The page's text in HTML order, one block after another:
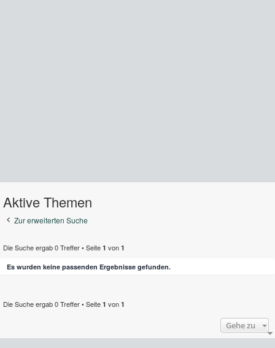
Aktive Themen
Zur erweiterten Suche
Die Suche ergab 0 Treffer • Seite 1 von 1
Es wurden keine passenden Ergebnisse gefunden.
Die Suche ergab 0 Treffer • Seite 1 von 1
Gehe zu